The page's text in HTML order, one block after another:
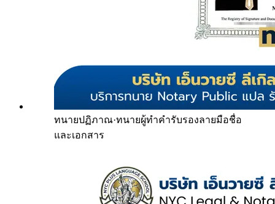
ทนายปฏิภาณ·ทนายผู้ทำคำรับรองลายมือชื่อ
และเอกสาร